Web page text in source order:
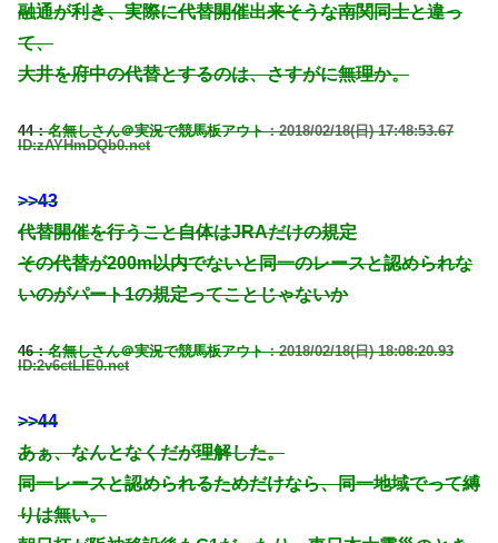
融通が利き、実際に代替開催出来そうな南関同士と違っ
て、
大井を府中の代替とするのは、さすがに無理か。
44：名無しさん＠実況で競馬板アウト：2018/02/18(日) 17:48:53.67
ID:zAYHmDQb0.net
>>43
代替開催を行うこと自体はJRAだけの規定
その代替が200m以内でないと同一のレースと認められな
いのがパート1の規定ってことじゃないか
46：名無しさん＠実況で競馬板アウト：2018/02/18(日) 18:08:20.93
ID:2v6ctLIE0.net
>>44
あぁ、なんとなくだが理解した。
同一レースと認められるためだけなら、同一地域でって縛
りは無い。